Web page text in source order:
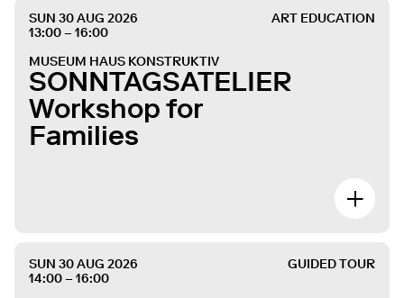
SUN 30 AUG 2026
13:00 – 16:00
ART EDUCATION
MUSEUM HAUS KONSTRUKTIV
SONNTAGSATELIER
Workshop for
Families
SUN 30 AUG 2026
14:00 – 16:00
GUIDED TOUR